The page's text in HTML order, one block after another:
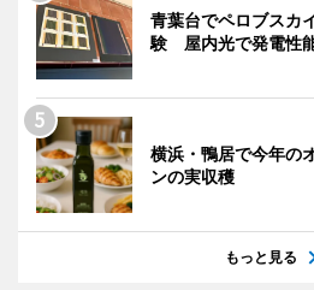
青葉台でペロブスカ
験 屋内光で発電性
横浜・鴨居で今年の
ンの実収穫
もっと見る